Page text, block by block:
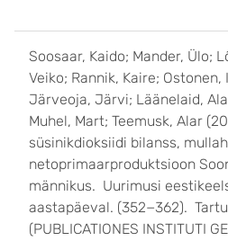
Soosaar, Kaido; Mander, Ülo;
Veiko; Rannik, Kaire;
Järveoja, Järvi; Läänelaid,
Muhel, Mart; Teemusk, Alar
süsinikdioksiidi bilanss,
netoprimaarproduktsioon
männikus. Uurimusi
aastapäeval. (352−362).
(PUBLICATIONES INSTITUTI